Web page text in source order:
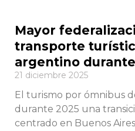
Mayor
transporte
argentino
21 diciembre 2025
El turismo por ómnibus
durante 2025 una
centrado en Buenos